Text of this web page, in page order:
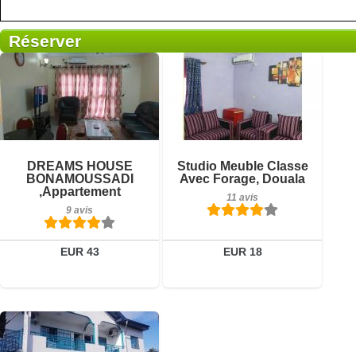
Réserver
DREAMS HOUSE
BONAMOUSSADI
,appartement
9 avis
EUR 43
9 avis
Détails
Réserver
Studio Meuble Classe
Avec Forage, Douala
11 avis
EUR 18
Détails
Réserver